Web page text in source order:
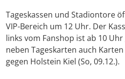
Tageskassen und Stadiontore
VIP-Bereich um 12 Uhr. Der
links vom Fanshop ist ab 10
neben Tageskarten auch
gegen Holstein Kiel (So, 09.12.).